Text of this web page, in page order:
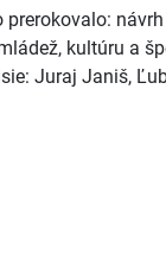
kultúru a
Juraj Janiš,